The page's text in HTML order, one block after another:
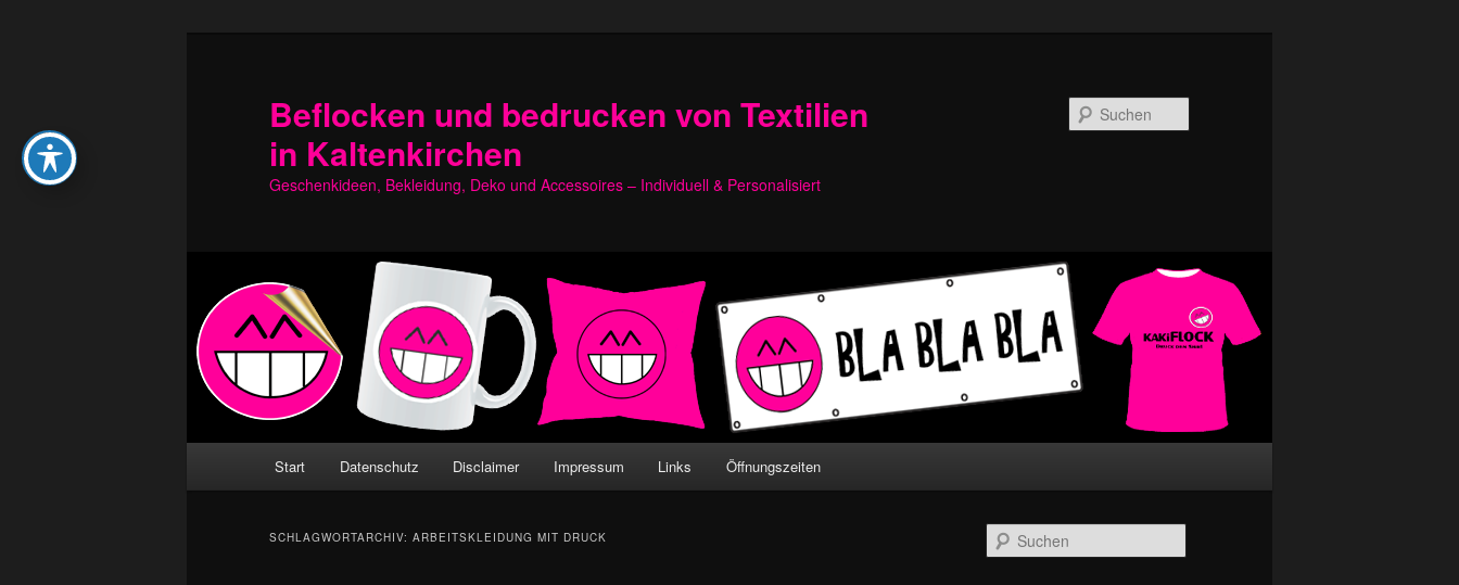
Beflocken und bedrucken von Textilien
in Kaltenkirchen
Geschenkideen, Bekleidung, Deko und Accessoires – Individuell & Personalisiert
Start Datenschutz Disclaimer Impressum Links Öffnungszeiten
SCHLAGWORTARCHIV: ARBEITSKLEIDUNG MIT DRUCK
u